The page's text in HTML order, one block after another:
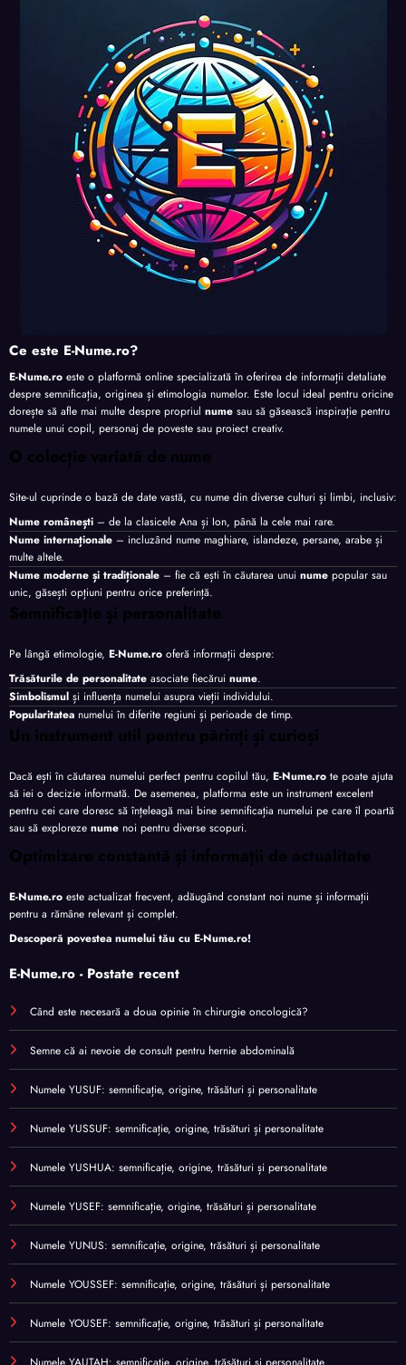
Ce este E-Nume.ro?
E-Nume.ro este o platformă online specializată în oferirea de informații detaliate
despre semnificația, originea și etimologia numelor. Este locul ideal pentru oricine
dorește să afle mai multe despre propriul nume sau să găsească inspirație pentru
numele unui copil, personaj de poveste sau proiect creativ.
O colecție variată de nume
Site-ul cuprinde o bază de date vastă, cu nume din diverse culturi și limbi, inclusiv:
Nume românești – de la clasicele Ana și Ion, până la cele mai rare.
Nume internaționale – incluzând nume maghiare, islandeze, persane, arabe și
multe altele.
Nume moderne și tradiționale – fie că ești în căutarea unui nume popular sau
unic, găsești opțiuni pentru orice preferință.
Semnificație și personalitate
Pe lângă etimologie, E-Nume.ro oferă informații despre:
Trăsăturile de personalitate asociate fiecărui nume.
Simbolismul și influența numelui asupra vieții individului.
Popularitatea numelui în diferite regiuni și perioade de timp.
Un instrument util pentru părinți și curioși
Dacă ești în căutarea numelui perfect pentru copilul tău, E-Nume.ro te poate ajuta
să iei o decizie informată. De asemenea, platforma este un instrument excelent
pentru cei care doresc să înțeleagă mai bine semnificația numelui pe care îl poartă
sau să exploreze nume noi pentru diverse scopuri.
Optimizare constantă și informații de actualitate
E-Nume.ro este actualizat frecvent, adăugând constant noi nume și informații
pentru a rămâne relevant și complet.
Descoperă povestea numelui tău cu E-Nume.ro!
E-Nume.ro - Postate recent
Când este necesară a doua opinie în chirurgie oncologică?
Semne că ai nevoie de consult pentru hernie abdominală
Numele YUSUF: semnificație, origine, trăsături și personalitate
Numele YUSSUF: semnificație, origine, trăsături și personalitate
Numele YUSHUA: semnificație, origine, trăsături și personalitate
Numele YUSEF: semnificație, origine, trăsături și personalitate
Numele YUNUS: semnificație, origine, trăsături și personalitate
Numele YOUSSEF: semnificație, origine, trăsături și personalitate
Numele YOUSEF: semnificație, origine, trăsături și personalitate